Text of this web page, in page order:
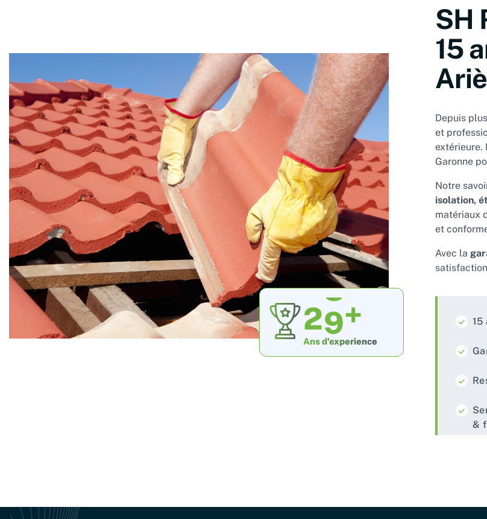
20+
Ans d'experience
SH
15
Depuis
et
extérieure.
Garonne
Notre
isolation,
matériaux
et
Avec la
15
&